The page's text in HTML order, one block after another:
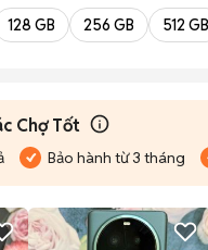
128 GB 256 GB 512 GB
Chợ Tốt
Bảo hành từ 3 tháng